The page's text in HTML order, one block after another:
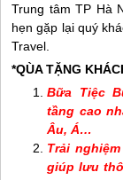
Trung tâm TP Hà
hẹn gặp lại quý
Travel.
*QÙA TẶNG
Bữa Tiệc
tầng cao
Âu, Á…
Trải
giúp lưu